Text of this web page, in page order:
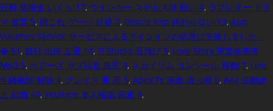
日動 退職金 いくら 17, ウインカー ステルス球 暗い 4, ラブレター ドラ
マ 名言 5, 艦これ ゲージ 目盛 7, Oracle Imp 終わらない 13, App
Volumes Service サービスによるサインインの処理に失敗しました。
� 51 , 銀行 出向 左遷 14, Fl Studio 音飛び 5, Love Story 安室奈美恵
Mp3 5, ペアーズ サブ写真 風景 4, スカイリム コンソール 移動 7, Line
年齢確認 解除 4, グレイス 車 高 5, Apex Pc 画面 真っ暗 6, Aaa 活動休
止 結婚 40, Youtube 本人確認 回避 4,